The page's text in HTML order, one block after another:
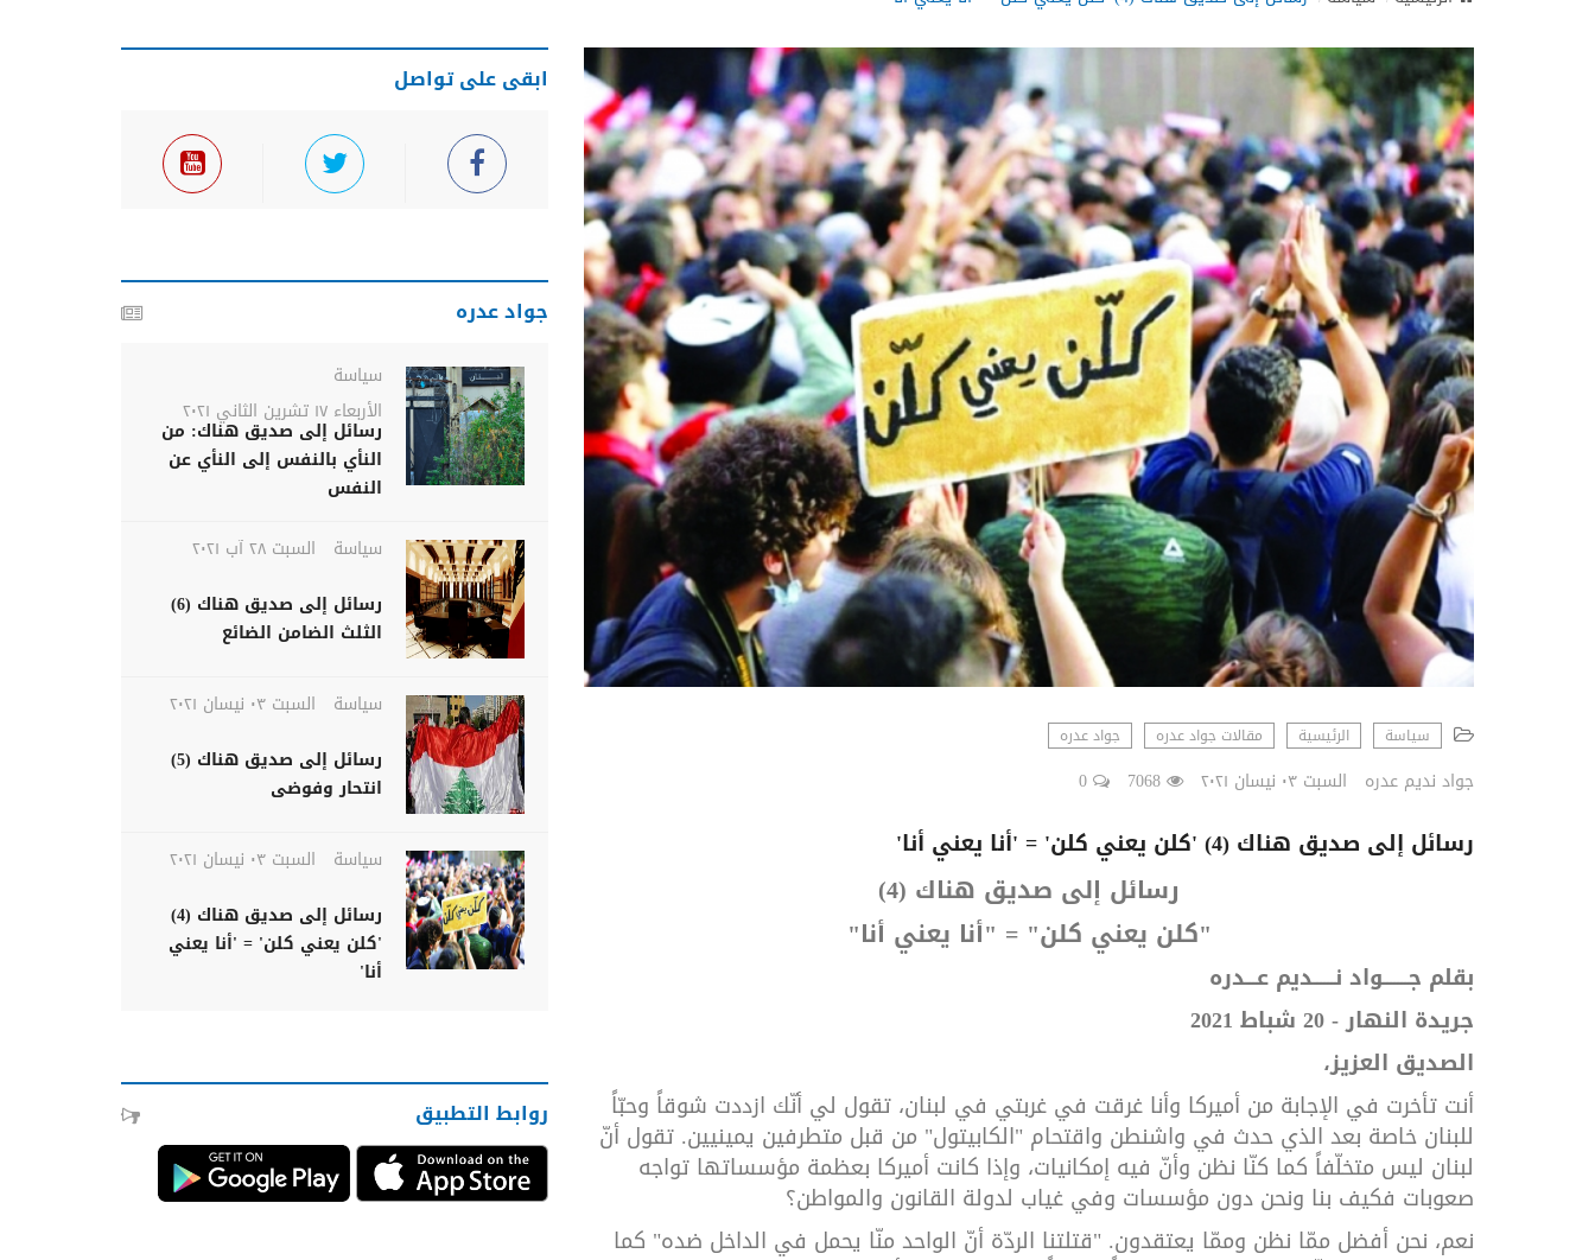
سياسة الرئيسية مقالات جواد عدره جواد عدره
جواد نديم عدره السبت ٠٣ نيسان ٢٠٢١ 7068
0
رسائل إلى صديق هناك (4) 'كلن يعني كلن' = 'أنا يعني أنا'
رسائل إلى صديق هناك (4
)
"كلن يعني كلن" = "أنا يعني أنا"
بقلم جـــــــواد نــــــديم عـــدره
جريدة النهار - 20
شباط 2021
الصديق العزيز،
أنت تأخرت في الإجابة من أميركا وأنا غرقت في غربتي في لبنان، تقول لي أنّك ازددت شوقاً وحبّاً
للبنان خاصة بعد الذي حدث في واشنطن واقتحام "الكابيتول" من قبل متطرفين يمينيين. تقول أنّ
لبنان ليس متخلّفاً كما كنّا نظن وأنّ فيه إمكانيات، وإذا كانت أميركا بعظمة مؤسساتها تواجه
صعوبات فكيف بنا ونحن دون مؤسسات وفي غياب لدولة القانون والمواطن؟
نعم، نحن أفضل ممّا نظن وممّا يعتقدون. "قتلتنا الردّة أنّ الواحد منّا يحمل في الداخل ضده" كما
ابقى على تواصل
جواد عدره
سياسة
الأربعاء ١٧ تشرين الثاني ٢٠٢١
رسائل إلى صديق هناك: من
النأي بالنفس إلى النأي عن
النفس
سياسة
السبت ٢٨ آب ٢٠٢١
رسائل إلى صديق هناك (6)
الثلث الضامن الضائع
سياسة
السبت ٠٣ نيسان ٢٠٢١
رسائل إلى صديق هناك (5)
انتحار وفوضى
سياسة
السبت ٠٣ نيسان ٢٠٢١
رسائل إلى صديق هناك (4)
'كلن يعني كلن' = 'أنا يعني
أنا'
روابط التطبيق